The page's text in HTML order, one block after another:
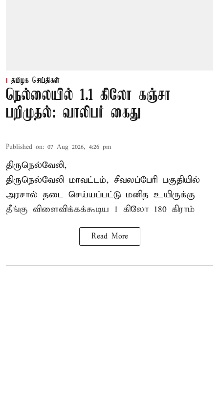
தமிழக செய்திகள்
நெல்லையில் 1.1 கிலோ கஞ்சா
பறிமுதல்: வாலிபர் கைது
Published on: 07 Aug 2026, 4:26 pm
திருநெல்வேலி,
திருநெல்வேலி மாவட்டம், சீவலப்பேரி பகுதியில்
அரசால் தடை செய்யப்பட்டு மனித உயிருக்கு
தீங்கு விளைவிக்கக்கூடிய 1 கிலோ 180 கிராம்
Read More